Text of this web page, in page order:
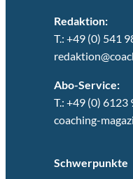
Redaktion:
T.: +49 (0) 541
Abo-Service:
T.: +49 (0)
coaching-
Schwerpunkte